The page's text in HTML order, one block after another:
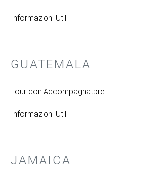
Informazioni Utili
GUATEMALA
Tour con Accompagnatore
Informazioni Utili
JAMAICA